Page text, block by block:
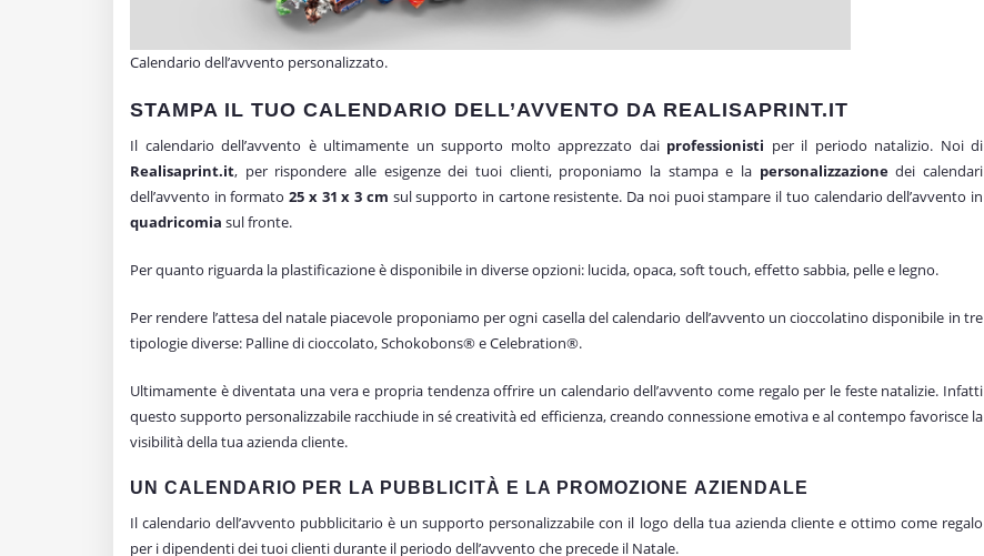
Calendario dell’avvento personalizzato.
STAMPA IL TUO CALENDARIO DELL’AVVENTO DA REALISAPRINT.IT
Il calendario dell’avvento è ultimamente un supporto molto apprezzato dai professionisti per il periodo natalizio. Noi di
Realisaprint.it, per rispondere alle esigenze dei tuoi clienti, proponiamo la stampa e la personalizzazionedei calendari
dell’avvento in formato25 x 31 x 3 cm sul supporto in cartone resistente. Da noi puoi stampare il tuo calendario dell’avvento in
quadricomia sul fronte.
Per quanto riguarda la plastificazione è disponibile in diverse opzioni: lucida, opaca, soft touch, effetto sabbia, pelle e legno.
Per rendere l’attesa del natale piacevole proponiamo per ogni casella del calendario dell’avvento un cioccolatino disponibile in tre
tipologie diverse: Palline di cioccolato, Schokobons® e Celebration®.
Ultimamente è diventata una vera e propria tendenza offrire un calendario dell’avvento come regalo per le feste natalizie. Infatti
questo supporto personalizzabile racchiude in sé creatività ed efficienza, creando connessione emotiva e al contempo favorisce la
visibilità della tua azienda cliente.
UN CALENDARIO PER LA PUBBLICITÀ E LA PROMOZIONE AZIENDALE
Il calendario dell’avvento pubblicitario è un supporto personalizzabile con il logo della tua azienda cliente e ottimo come regalo
per i dipendenti dei tuoi clienti durante il periodo dell’avvento che precede il Natale.